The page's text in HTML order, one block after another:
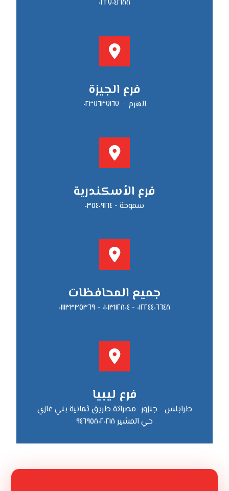
٠٢٢٧٠٤٢١٨٨
فرع الجيزة
الهرم - ٠٢٣٧٦٣٧١٦٧
فرع الأسكندرية
سموحة - ٠٣٥٤٠٩١٦٤
جميع المحافظات
٠١٢٢٤٤٠٦٦٤٨ - ٠١٠١٣١١٢٨٠٤ - ٠١١١٣٣٣٥٣٦٩
فرع ليبيا
طرابلس - جنزور -مصراتة طريق ثمانية بني غازي
حي المشير ٩٤٦٩٥٨٠٢٠٢١٨